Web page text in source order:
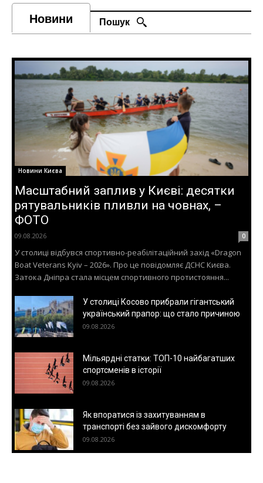
Новини Пошук
Новини Києва
Масштабний заплив у Києві: десятки
рятувальників пливли на човнах, –
ФОТО
09.08.2026 0
У столиці відбувся спортивно-реабілітаційний захід «Dragon
Boat Veterans Kyiv – 2026». Про це повідомляє ДСНС Києва.
Затока Дніпра стала місцем спортивного протистояння...
У столиці Косово прибрали гігантський
український прапор: що стало причиною
09.08.2026
Мільярдні статки: ТОП-10 найбагатших
спортсменів в історії
09.08.2026
Як впоратися із захитуванням в
транспорті без зайвого дискомфорту
09.08.2026